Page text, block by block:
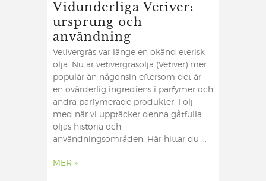
Vidunderliga Vetiver:
ursprung och
användning
Vetivergräs var länge en okänd eterisk
olja. Nu är vetivergräsolja (Vetiver) mer
populär än någonsin eftersom det är
en ovärderlig ingrediens i parfymer och
andra parfymerade produkter. Följ
med när vi upptäcker denna gåtfulla
oljas historia och
användningsområden. Här hittar du ...
MER »